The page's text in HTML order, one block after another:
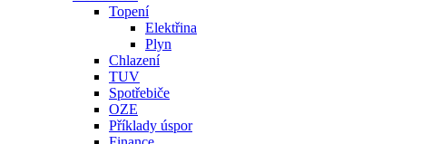
Topení
Elektřina
Plyn
Chlazení
TUV
Spotřebiče
OZE
Příklady úspor